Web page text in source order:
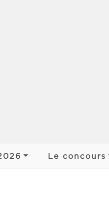
Le concours